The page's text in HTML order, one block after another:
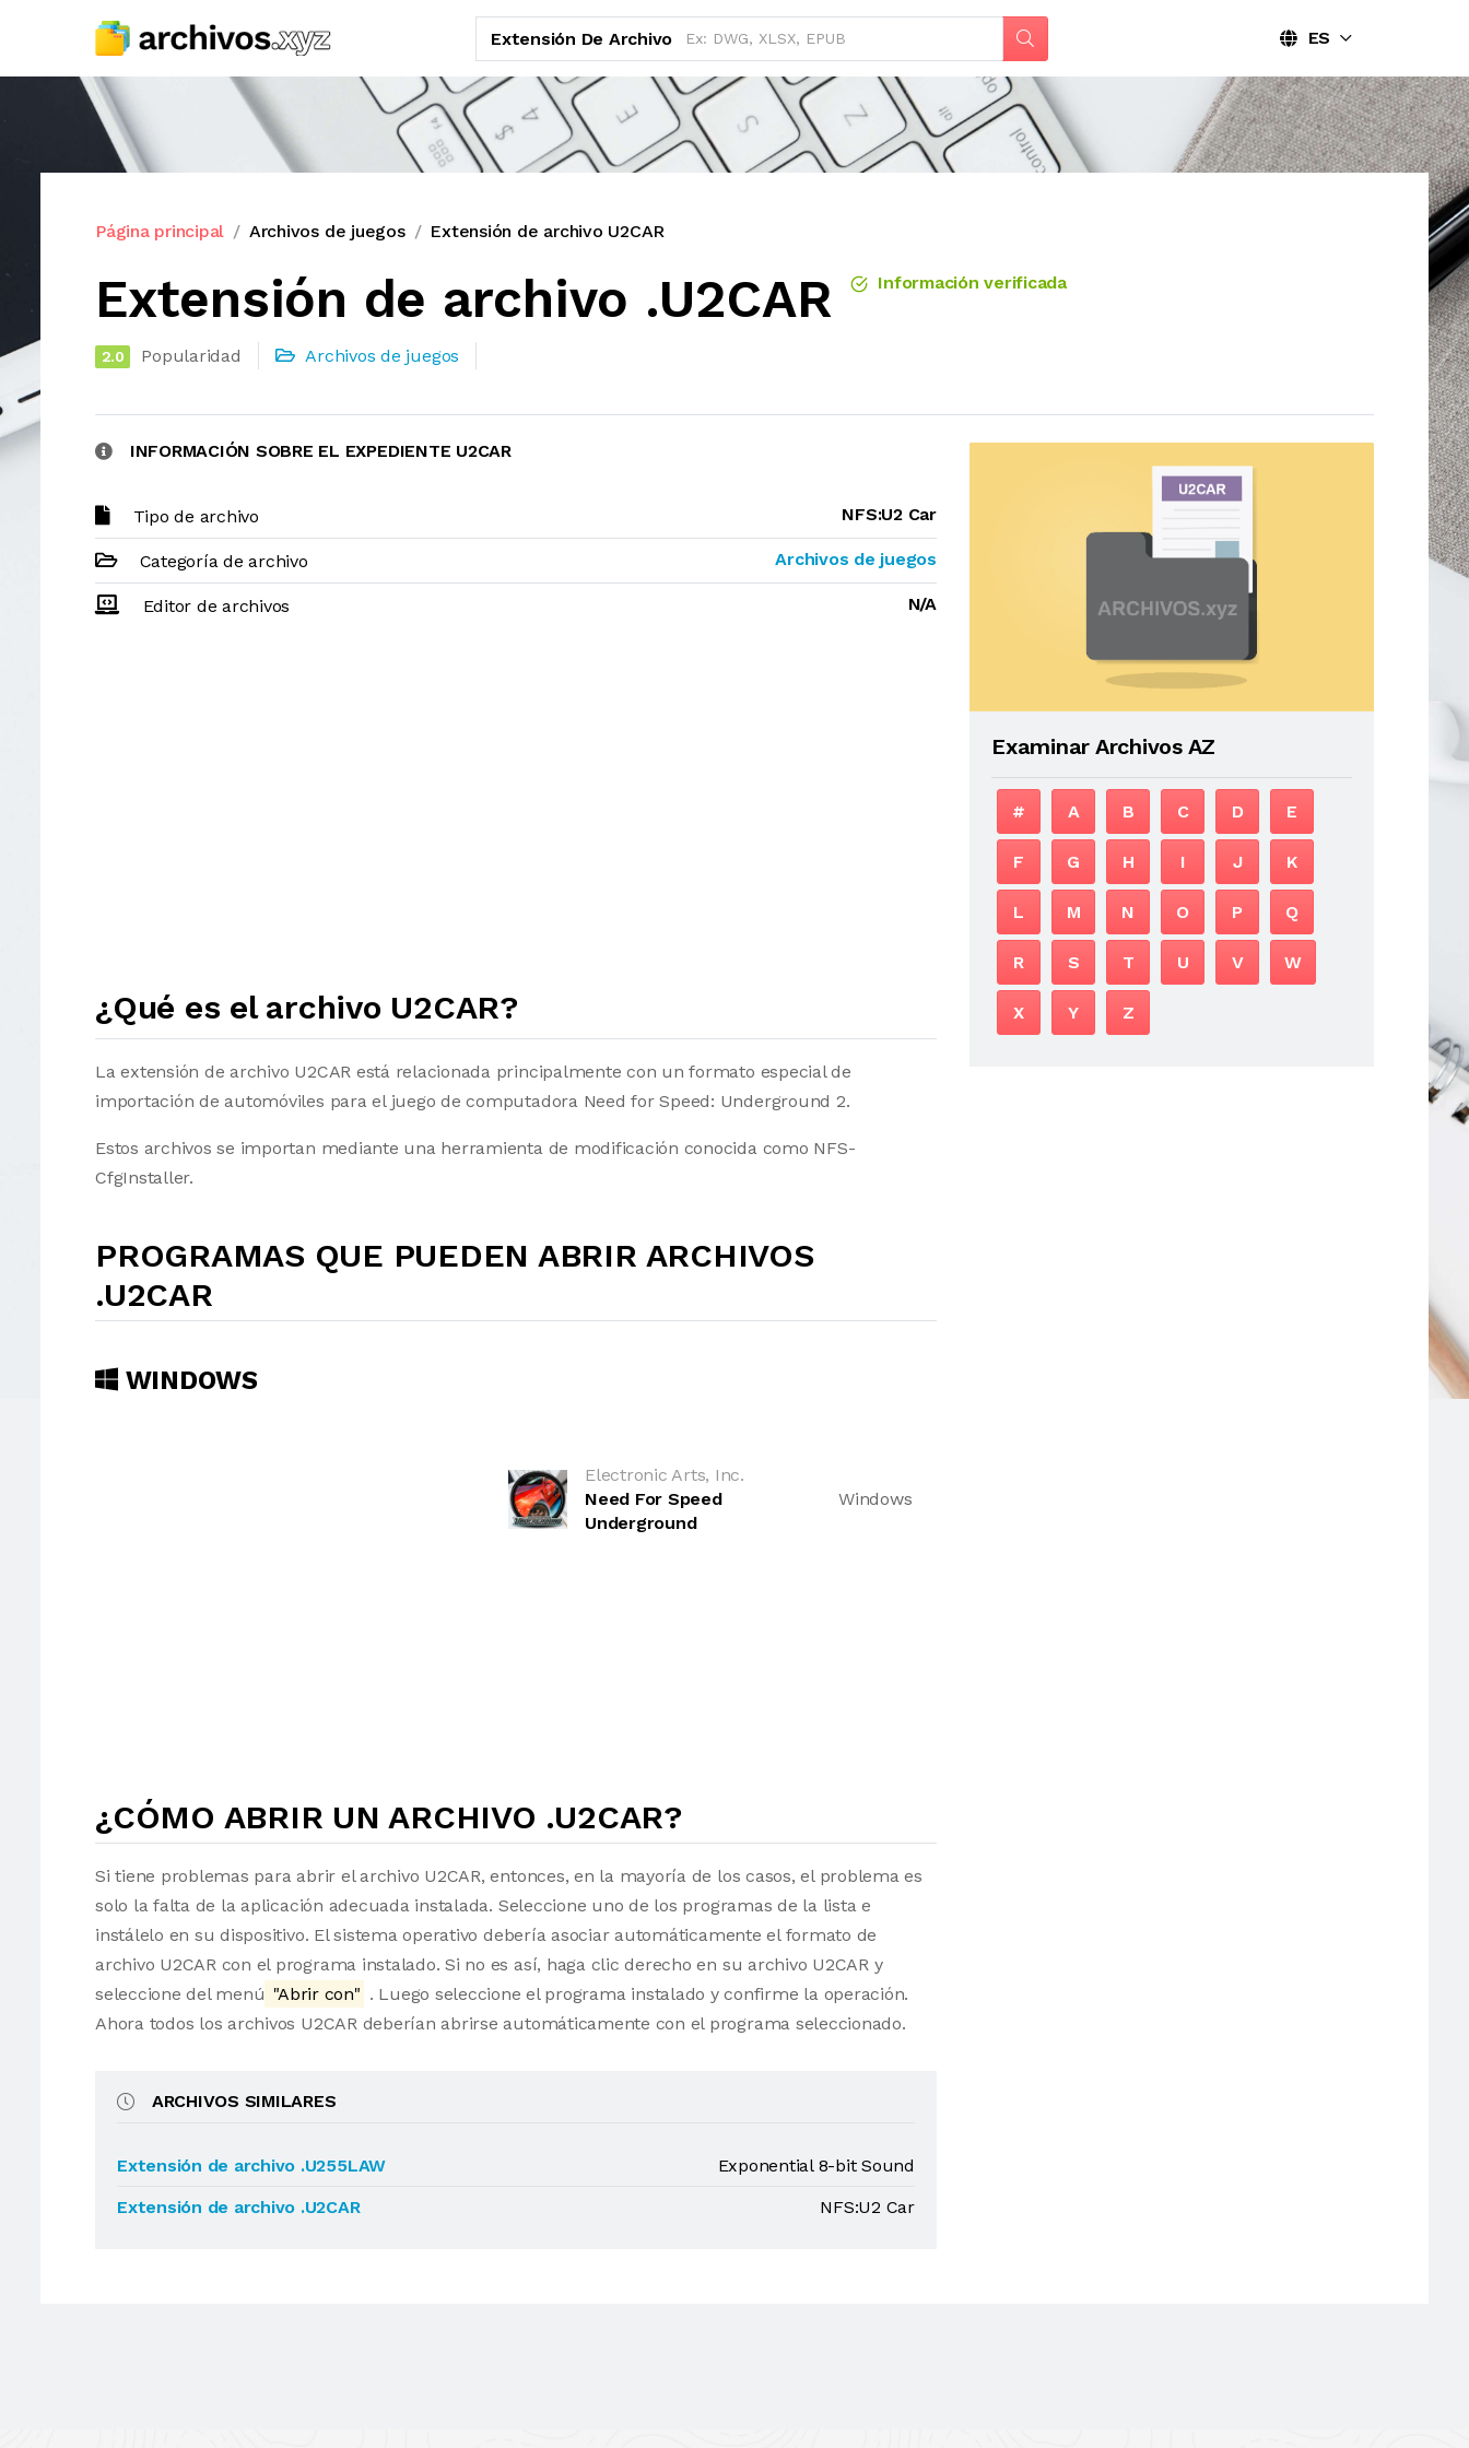
Extensión De Archivo ES
Página principal Archivos de juegos Extensión de archivo U2CAR
Extensión de archivo .U2CAR Información verificada
2.0 Popularidad Archivos de juegos
INFORMACIÓN SOBRE EL EXPEDIENTE U2CAR
Tipo de archivo NFS:U2 Car
Categoría de archivo Archivos de juegos
Editor de archivos N/A
¿Qué es el archivo U2CAR?
La extensión de archivo U2CAR está relacionada principalmente con un formato especial de
importación de automóviles para el juego de computadora Need for Speed: Underground 2.
Estos archivos se importan mediante una herramienta de modificación conocida como NFS-
CfgInstaller.
PROGRAMAS QUE PUEDEN ABRIR ARCHIVOS
.U2CAR
WINDOWS
Electronic Arts, Inc.
Need For Speed
Underground
Windows
¿CÓMO ABRIR UN ARCHIVO .U2CAR?
Si tiene problemas para abrir el archivo U2CAR, entonces, en la mayoría de los casos, el problema es
solo la falta de la aplicación adecuada instalada. Seleccione uno de los programas de la lista e
instálelo en su dispositivo. El sistema operativo debería asociar automáticamente el formato de
archivo U2CAR con el programa instalado. Si no es así, haga clic derecho en su archivo U2CAR y
seleccione del menú "Abrir con" . Luego seleccione el programa instalado y confirme la operación.
Ahora todos los archivos U2CAR deberían abrirse automáticamente con el programa seleccionado.
ARCHIVOS SIMILARES
Extensión de archivo .U255LAW
Exponential 8-bit Sound
Extensión de archivo .U2CAR
NFS:U2 Car
Examinar Archivos AZ
# A B C D E
F G H I J K
L M N O P Q
R S T U V W
X Y Z